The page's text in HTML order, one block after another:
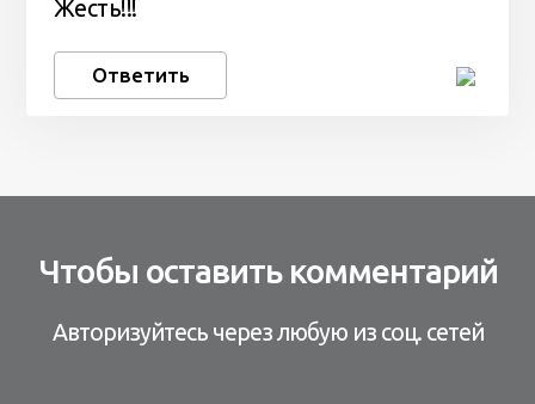
Жесть!!!
Ответить
Чтобы оставить комментарий
Авторизуйтесь через любую из соц. сетей